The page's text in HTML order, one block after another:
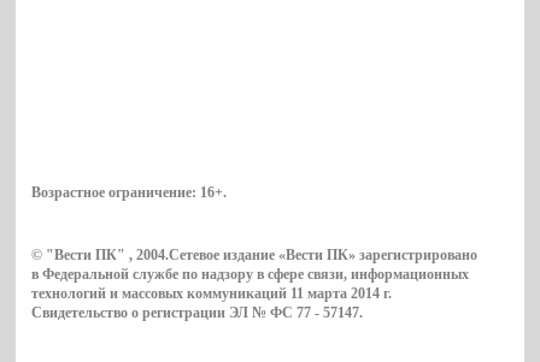
Возрастное ограничение: 16+.
© "Вести ПК" , 2004.Сетевое издание «Вести ПК» зарегистрировано
в Федеральной службе по надзору в сфере связи, информационных
технологий и массовых коммуникаций 11 марта 2014 г.
Свидетельство о регистрации ЭЛ № ФС 77 - 57147.